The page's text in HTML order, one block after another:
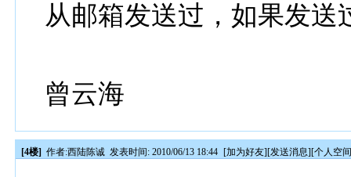
从邮箱发送过，如果发
曾云海
[4楼] 作者:西陆陈诚 发表时间: 2010/06/13 18:44 [加为好友][发送消息][个人空